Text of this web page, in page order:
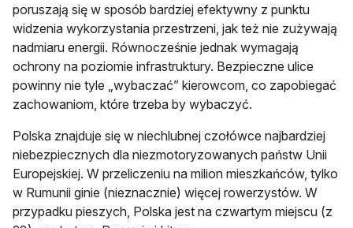
poruszają się w sposób bardziej efektywny z punktu
widzenia wykorzystania przestrzeni, jak też nie zużywają
nadmiaru energii. Równocześnie jednak wymagają
ochrony na poziomie infrastruktury. Bezpieczne ulice
powinny nie tyle „wybaczać” kierowcom, co zapobiegać
zachowaniom, które trzeba by wybaczyć.
Polska znajduje się w niechlubnej czołówce najbardziej
niebezpiecznych dla niezmotoryzowanych państw Unii
Europejskiej. W przeliczeniu na milion mieszkańców, tylko
w Rumunii ginie (nieznacznie) więcej rowerzystów. W
przypadku pieszych, Polska jest na czwartym miejscu (z